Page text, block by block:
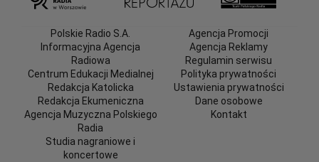
Polskie Radio S.A.
Informacyjna Agencja
Radiowa
Centrum Edukacji Medialnej
Redakcja Katolicka
Redakcja Ekumeniczna
Agencja Muzyczna Polskiego
Radia
Studia nagraniowe i
koncertowe
Agencja Promocji
Agencja Reklamy
Regulamin serwisu
Polityka prywatności
Ustawienia prywatności
Dane osobowe
Kontakt